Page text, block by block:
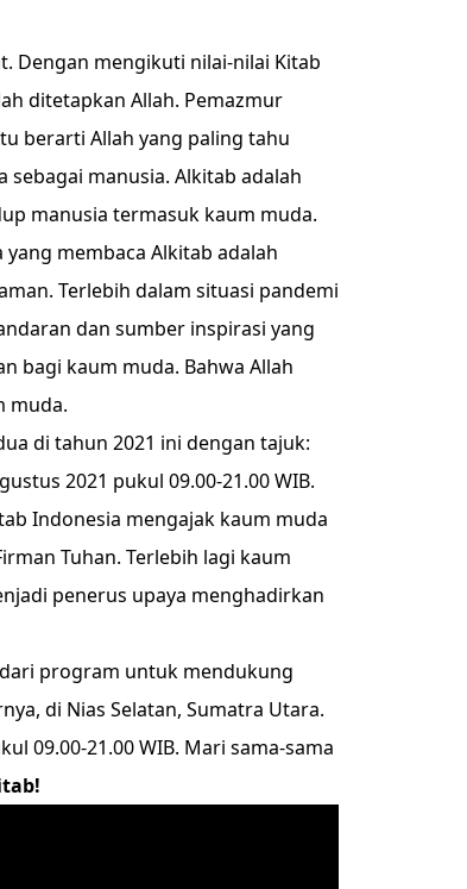
Dengan mengikuti nilai-nilai Kitab
ditetapkan Allah. Pemazmur
berarti Allah yang paling tahu
manusia. Alkitab adalah
manusia termasuk kaum muda.
membaca Alkitab adalah
Terlebih dalam situasi pandemi
dan sumber inspirasi yang
bagi kaum muda. Bahwa Allah
muda.
di tahun 2021 ini dengan tajuk:
2021 pukul 09.00-21.00 WIB.
Indonesia mengajak kaum muda
Tuhan. Terlebih lagi kaum
penerus upaya menghadirkan
program untuk mendukung
di Nias Selatan, Sumatra Utara.
09.00-21.00 WIB. Mari sama-sama